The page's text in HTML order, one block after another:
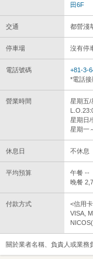
田6F
交通 都營淺
停車場 沒有停
電話號碼
+81-3-
*電話接
營業時間
星期五/
星期日/
星期一
休息日 不休息
平均預算
午餐 --
晚餐
付款方式
<信用
VISA,
關於業者名稱、負責人或業務